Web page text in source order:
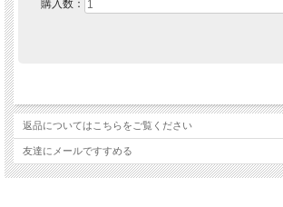
購入数：
返品についてはこちらをご覧ください
友達にメールですすめる